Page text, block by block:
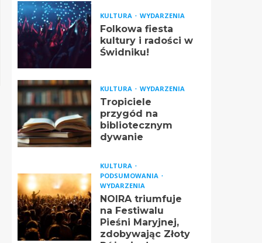
KULTURA WYDARZENIA
Folkowa fiesta
kultury i radości w
Świdniku!
KULTURA WYDARZENIA
Tropiciele
przygód na
bibliotecznym
dywanie
KULTURA
PODSUMOWANIA
WYDARZENIA
NOIRA triumfuje
na Festiwalu
Pieśni Maryjnej,
zdobywając Złoty